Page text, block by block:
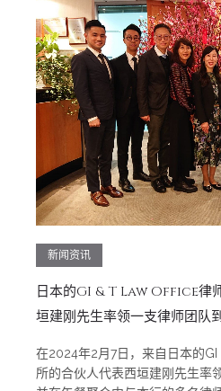
新闻资讯
日本的GI & T Law Office律
垣建刚先生率领一支律师团队
在2024年2月7日，来自日本的
所的合伙人代表西垣建刚先生率